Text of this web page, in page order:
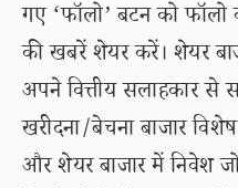
गए ‘फॉलो’ बटन को फॉलो
की खबरें शेयर करें। शेयर
अपने वित्तीय सलाहकार
खरीदना/बेचना बाजार
और शेयर बाजार में निवेश